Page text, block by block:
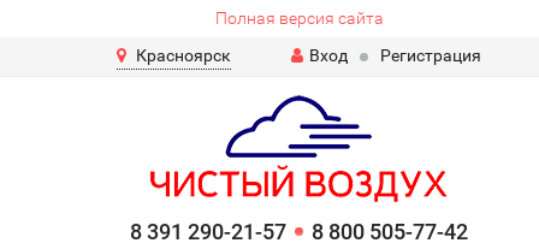
Полная версия сайта
Красноярск
Вход Регистрация
8 391 290-21-57 8 800 505-77-42